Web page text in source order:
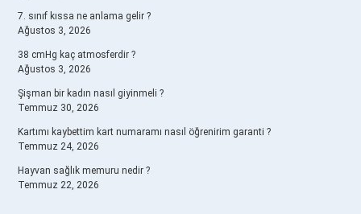
7. sınıf kıssa ne anlama gelir ?
Ağustos 3, 2026
38 cmHg kaç atmosferdir ?
Ağustos 3, 2026
Şişman bir kadın nasıl giyinmeli ?
Temmuz 30, 2026
Kartımı kaybettim kart numaramı nasıl öğrenirim garanti ?
Temmuz 24, 2026
Hayvan sağlık memuru nedir ?
Temmuz 22, 2026